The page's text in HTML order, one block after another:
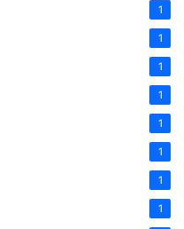
1
1
1
1
1
1
1
1